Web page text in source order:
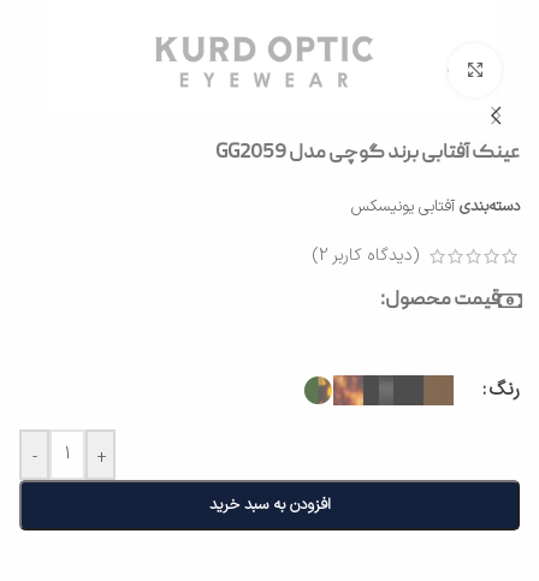
بزرگنمایی تصویر
عینک آفتابی برند گوچی مدل GG2059
دسته‌بندی آفتابی یونیسکس
(دیدگاه کاربر 2
)
قیمت محصول:
رنگ
- +
افزودن به سبد خرید